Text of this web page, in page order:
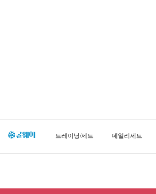
트레이닝/세트 데일리세트